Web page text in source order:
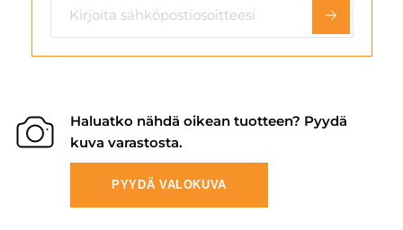
Haluatko nähdä oikean tuotteen? Pyydä
kuva varastosta.
PYYDÄ VALOKUVA